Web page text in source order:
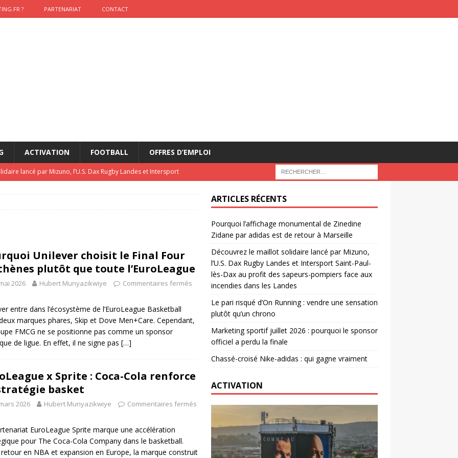
? PARTENARIAT CONTACT
ACTIVATION FOOTBALL OFFRES D’EMPLOI
lancé par Mizuno, l’U.S. Dax Rugby Landes et Intersport
: vendre une sensation plutôt qu’un chrono
: qui gagne vraiment
FOOTBALL
de Zinedine Zidane par adidas est de retour à
Unilever choisit le Final Four
plutôt que toute l’EuroLeague
2026 Hubert Munyazikwiye Commentaires fermés
entre dans l’écosystème de l’EuroLeague Basketball
marques phares, Skip et Dove Men+Care. Cependant,
FMCG ne se positionne pas comme un sponsor
de ligue. En effet, il ne signe pas […]
x Sprite : Coca-Cola renforce
basket
2026 Hubert Munyazikwiye Commentaires fermés
EuroLeague Sprite marque une accélération
pour The Coca-Cola Company dans le basketball.
retour en NBA et expansion en Europe, la marque construit
ARTICLES RÉCENTS
Pourquoi l’affichage monumental de Zinedine
Zidane par adidas est de retour à Marseille
Découvrez le maillot solidaire lancé par Mizuno,
l’U.S. Dax Rugby Landes et Intersport Saint-Paul-
lès-Dax au profit des sapeurs-pompiers face aux
incendies dans les Landes
Le pari risqué d’On Running : vendre une sensation
plutôt qu’un chrono
Marketing sportif juillet 2026 : pourquoi le sponsor
officiel a perdu la finale
Chassé-croisé Nike-adidas : qui gagne vraiment
ACTIVATION